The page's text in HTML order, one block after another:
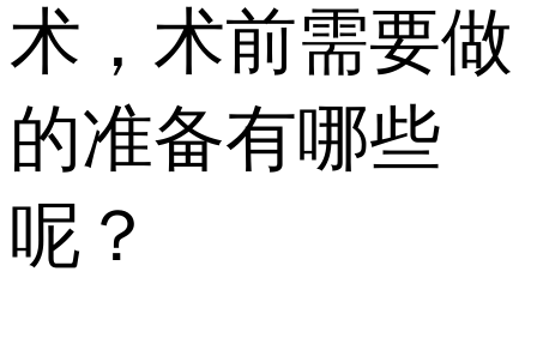
术，术前需要做
的准备有哪些
呢？